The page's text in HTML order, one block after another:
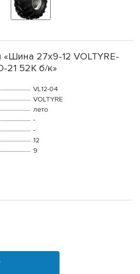
«Шина 27х9-12 VOLTYRE-
21 52К б/к»
VL12-04
VOLTYRE
лето
-
-
12
9